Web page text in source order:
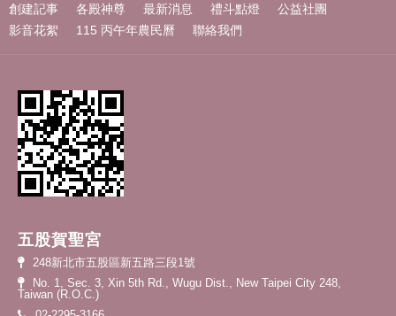
創建記事 各殿神尊 最新消息 禮斗點燈
公益社團
影音花絮
115 丙午年農民曆 聯絡我們
五股賀聖宮
248新北市五股區新五路三段1號
No. 1, Sec. 3, Xin 5th Rd., Wugu Dist., New Taipei City 248,
Taiwan (R.O.C.)